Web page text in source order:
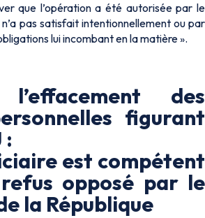
que l’opération a été autorisée par le
pas satisfait intentionnellement ou par
lui incombant en la matière ».
des
figurant
:
est compétent
opposé par le
la République